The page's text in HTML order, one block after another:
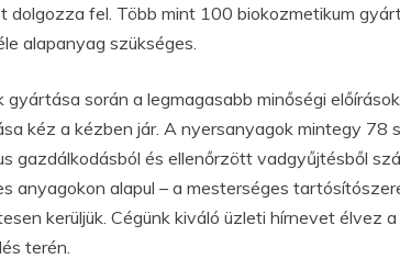
dolgozza fel. Több mint 100 biokozmetikum
alapanyag szükséges.
gyártása során a legmagasabb minőségi
kéz a kézben jár. A nyersanyagok mintegy 78
gazdálkodásból és ellenőrzött vadgyűjtésből
anyagokon alapul – a mesterséges
kerüljük. Cégünk kiváló üzleti hírnevet élvez
terén.